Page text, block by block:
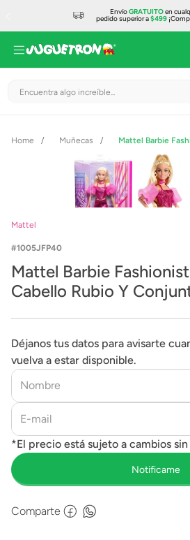
EnvíoGRATUITOen
pedido superior a$499
Encuentra algo increíble...
Muñecas
Mattel
1005JFP40
Mattel Barbie
Cabello Rubio Y
Déjanos tus datos para avisarte
vuelva a estar disponible.
Comparte